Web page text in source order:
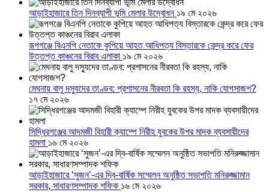
আড়াইহাজারে তিন দিনব্যাপী ভূমি মেলার উদ্বোধন ১৯ মে ২০২৬
রূপগঞ্জে বিএনপি নেতাকে কুপিয়ে আহত আধিপত্য বিস্তারকে কেন্দ্র করে ফের
উত্তপ্ত কাঞ্চনের বিরাব এলাকা ১৯ মে ২০২৬
মেঘনায় বালু দস্যুদের তাণ্ডব: প্রশাসনের নীরবতা কি রহস্য, নাকি যোগসাজশ?
১৭ মে ২০২৬
সিদ্ধিরগঞ্জের আদমজী বিহারী ক্যাম্পে নিরীহ যুবকের উপর মাদক ব্যবসায়ীদের
হামলা ১৬ মে ২০২৬
আড়াইহাজারে ‘সুজন’-এর দ্বি-বার্ষিক সম্মেলন অনুষ্ঠিত সভাপতি মনিরুজ্জামান
সরকার, সাধারণসম্পাদক শফিক ১৬ মে ২০২৬